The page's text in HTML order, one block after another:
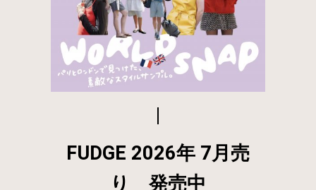
FUDGE 2026年 7月売
り 発売中